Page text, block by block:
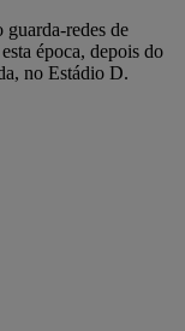
guarda-redes de
época, depois do
no Estádio D.